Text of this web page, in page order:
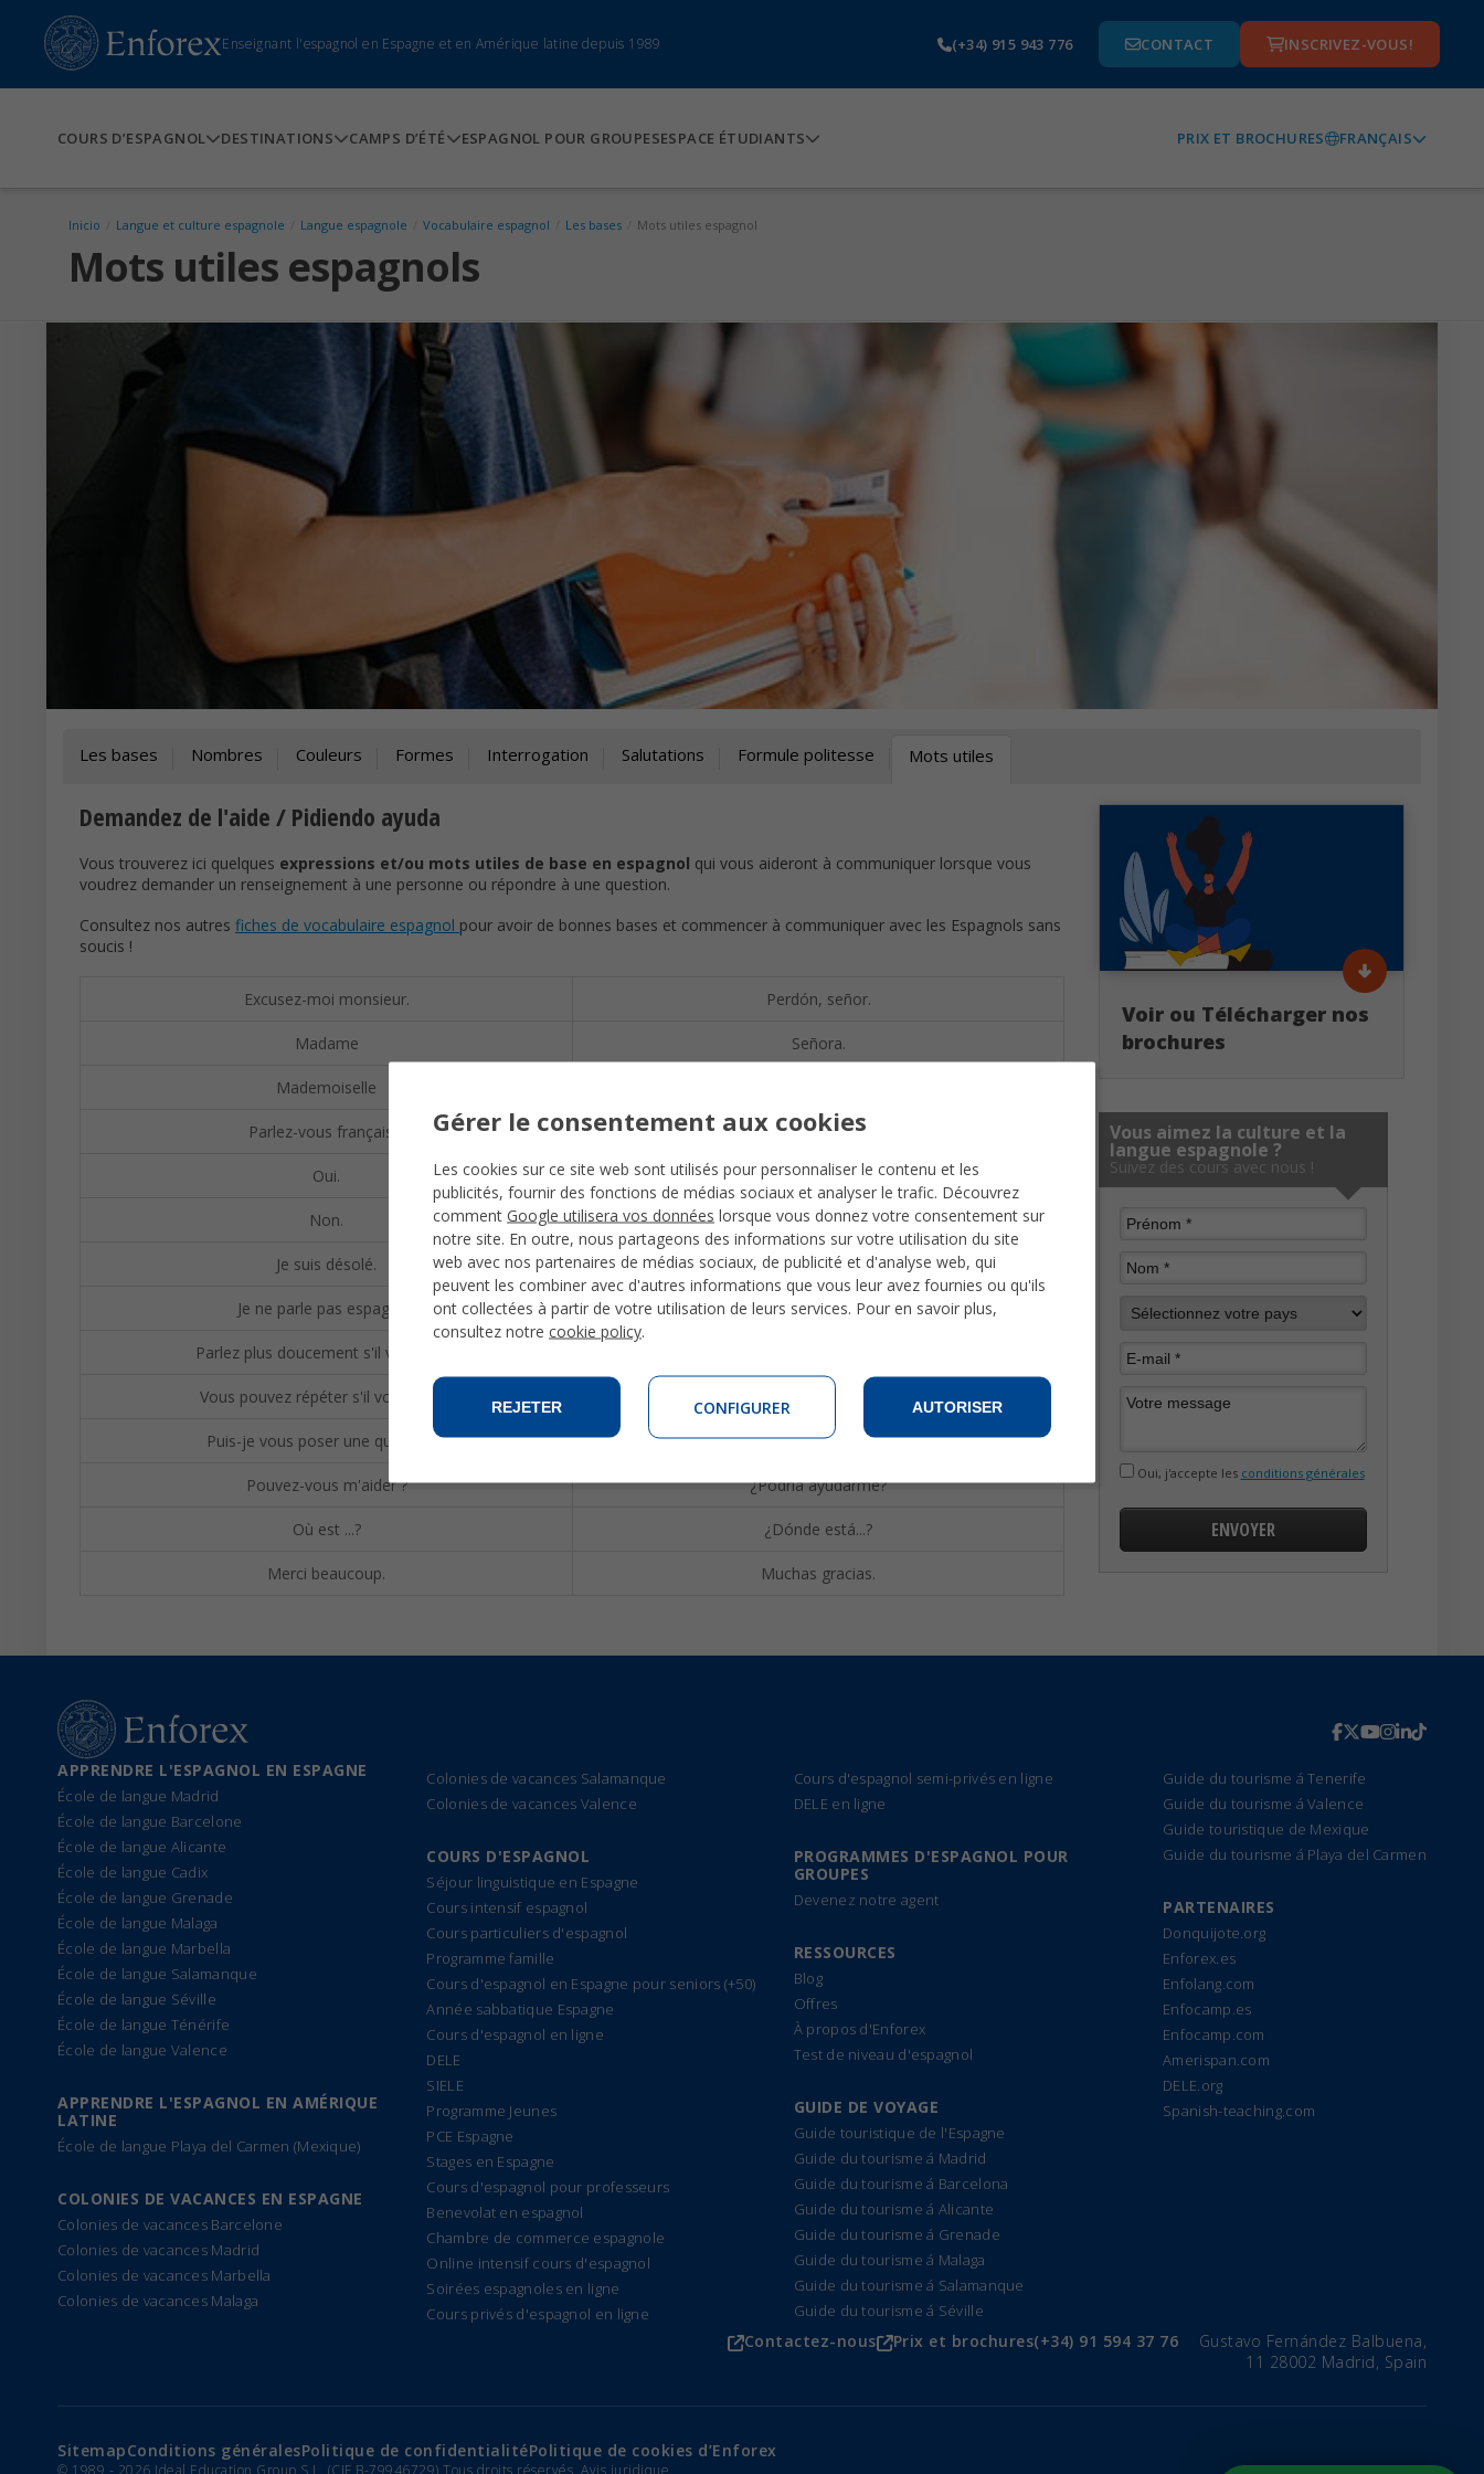
Enseignant l'espagnol en Espagne et en Amérique latine depuis 1989 (+34) 915 943 776 CONTACT INSCRIVEZ-VOUS!
COURS D’ESPAGNOL DESTINATIONS CAMPS D’ÉTÉ ESPAGNOL POUR GROUPESESPACE ÉTUDIANTS PRIX ET BROCHURES FRANÇAIS
Inicio Langue et culture espagnole Langue espagnole Vocabulaire espagnol Les bases Mots utiles espagnol
Mots utiles espagnols
Les bases Nombres Couleurs Formes Interrogation Salutations Formule politesse Mots utiles
Demandez de l'aide / Pidiendo ayuda
Vous trouverez ici quelques expressions et/ou mots utiles de base en espagnol qui vous aideront à communiquer lorsque vous
voudrez demander un renseignement à une personne ou répondre à une question.
Consultez nos autres fiches de vocabulaire espagnol pour avoir de bonnes bases et commencer à communiquer avec les Espagnols sans
soucis !
Excusez-moi monsieur. Perdón, señor.
Madame Señora.
Mademoiselle
Parlez-vous français ? ¿Habla usted francés?
Oui. Sí.
Non. No.
Je suis désolé. Lo siento.
Je ne parle pas espagnol. No hablo español.
Parlez plus doucement s'il vous plaît.
Vous pouvez répéter s'il vous plaît ?
Puis-je vous poser une question ? Una pregunta, por favor?
Pouvez-vous m'aider ? ¿Podría ayudarme?
Où est ...? ¿Dónde está...?
Merci beaucoup. Muchas gracias.
Voir ou Télécharger nos
brochures
Vous aimez la culture et la
langue espagnole ?
Suivez des cours avec nous !
Oui, j'accepte les conditions générales
APPRENDRE L'ESPAGNOL EN ESPAGNE
École de langue Madrid
École de langue Barcelone
École de langue Alicante
École de langue Cadix
École de langue Grenade
École de langue Malaga
École de langue Marbella
École de langue Salamanque
École de langue Séville
École de langue Ténérife
École de langue Valence
APPRENDRE L'ESPAGNOL EN AMÉRIQUE
LATINE
École de langue Playa del Carmen (Mexique)
COLONIES DE VACANCES EN ESPAGNE
Colonies de vacances Barcelone
Colonies de vacances Madrid
Colonies de vacances Marbella
Colonies de vacances Malaga
Colonies de vacances Salamanque
Colonies de vacances Valence
COURS D'ESPAGNOL
Séjour linguistique en Espagne
Cours intensif espagnol
Cours particuliers d'espagnol
Programme famille
Cours d'espagnol en Espagne pour seniors (+50)
Année sabbatique Espagne
Cours d'espagnol en ligne
DELE
SIELE
Programme Jeunes
PCE Espagne
Stages en Espagne
Cours d'espagnol pour professeurs
Benevolat en espagnol
Chambre de commerce espagnole
Online intensif cours d'espagnol
Soirées espagnoles en ligne
Cours privés d'espagnol en ligne
Cours d'espagnol semi-privés en ligne
DELE en ligne
PROGRAMMES D'ESPAGNOL POUR
GROUPES
Devenez notre agent
RESSOURCES
Blog
Offres
À propos d'Enforex
Test de niveau d'espagnol
GUIDE DE VOYAGE
Guide touristique de l'Espagne
Guide du tourisme á Madrid
Guide du tourisme á Barcelona
Guide du tourisme á Alicante
Guide du tourisme á Grenade
Guide du tourisme á Malaga
Guide du tourisme á Salamanque
Guide du tourisme á Séville
Guide du tourisme á Tenerife
Guide du tourisme á Valence
Guide touristique de Mexique
Guide du tourisme á Playa del Carmen
PARTENAIRES
Donquijote.org
Enforex.es
Enfolang.com
Enfocamp.es
Enfocamp.com
Amerispan.com
DELE.org
Spanish-teaching.com
Contactez-nous Prix et brochures(+34) 91 594 37 76
Gustavo Fernández Balbuena,
11 28002 Madrid, Spain
SitemapConditions généralesPolitique de confidentialitéPolitique de cookies d’Enforex
© 1989 - 2026 Ideal Education Group S.L. (CIF B-79946729) Tous droits réservés. Avis juridique
Gérer le consentement aux cookies
Les cookies sur ce site web sont utilisés pour personnaliser le contenu et les
publicités, fournir des fonctions de médias sociaux et analyser le trafic. Découvrez
comment Google utilisera vos données lorsque vous donnez votre consentement sur
notre site. En outre, nous partageons des informations sur votre utilisation du site
web avec nos partenaires de médias sociaux, de publicité et d'analyse web, qui
peuvent les combiner avec d'autres informations que vous leur avez fournies ou qu'ils
ont collectées à partir de votre utilisation de leurs services. Pour en savoir plus,
consultez notre cookie policy.
REJETER CONFIGURER AUTORISER